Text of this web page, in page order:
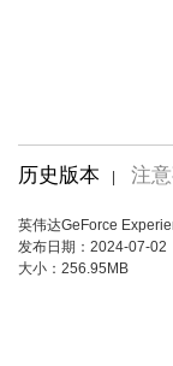
历史版本 注
英伟达GeForce
发布日期：2024-07-02
大小：256.95MB